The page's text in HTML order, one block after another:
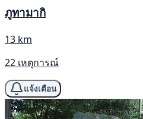
ภูทามากิ
13 km
22 เหตุการณ์
แจ้งเตือน